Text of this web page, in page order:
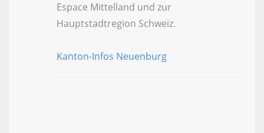
Espace Mittelland und zur
Hauptstadtregion Schweiz.
Kanton-Infos Neuenburg